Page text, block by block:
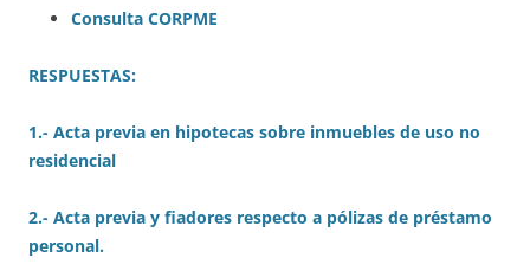
Consulta CORPME
RESPUESTAS:
1.- Acta previa en hipotecas sobre inmuebles de uso no
residencial
2.- Acta previa y fiadores respecto a pólizas de préstamo
personal.